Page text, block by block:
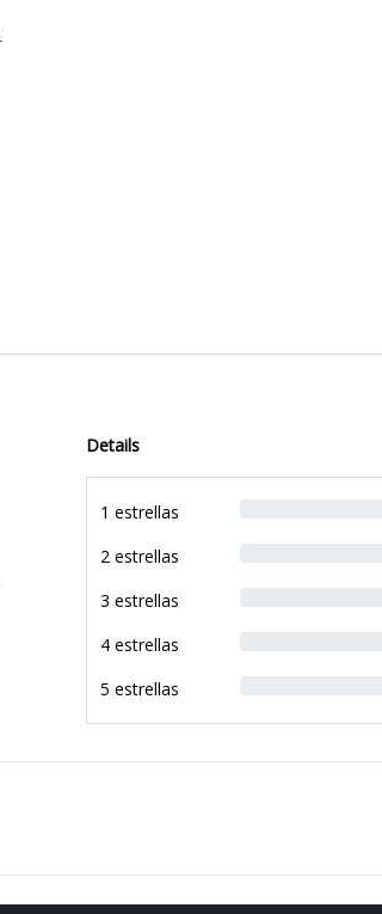
Details
1 estrellas
2 estrellas
3 estrellas
4 estrellas
5 estrellas